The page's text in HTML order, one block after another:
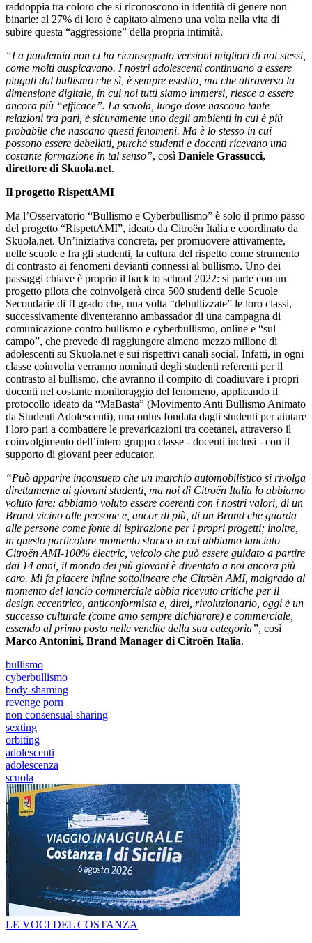
raddoppia tra coloro che si riconoscono in identità di genere non
binarie: al 27% di loro è capitato almeno una volta nella vita di
subire questa “aggressione” della propria intimità.
“La pandemia non ci ha riconsegnato versioni migliori di noi stessi,
come molti auspicavano. I nostri adolescenti continuano a essere
piagati dal bullismo che sì, è sempre esistito, ma che attraverso la
dimensione digitale, in cui noi tutti siamo immersi, riesce a essere
ancora più “efficace”. La scuola, luogo dove nascono tante
relazioni tra pari, è sicuramente uno degli ambienti in cui è più
probabile che nascano questi fenomeni. Ma è lo stesso in cui
possono essere debellati, purché studenti e docenti ricevano una
costante formazione in tal senso”, così Daniele Grassucci,
direttore di Skuola.net.
Il progetto RispettAMI
Ma l’Osservatorio “Bullismo e Cyberbullismo” è solo il primo passo
del progetto “RispettAMI”, ideato da Citroën Italia e coordinato da
Skuola.net. Un’iniziativa concreta, per promuovere attivamente,
nelle scuole e fra gli studenti, la cultura del rispetto come strumento
di contrasto ai fenomeni devianti connessi al bullismo. Uno dei
passaggi chiave è proprio il back to school 2022: si parte con un
progetto pilota che coinvolgerà circa 500 studenti delle Scuole
Secondarie di II grado che, una volta “debullizzate” le loro classi,
successivamente diventeranno ambassador di una campagna di
comunicazione contro bullismo e cyberbullismo, online e “sul
campo”, che prevede di raggiungere almeno mezzo milione di
adolescenti su Skuola.net e sui rispettivi canali social. Infatti, in ogni
classe coinvolta verranno nominati degli studenti referenti per il
contrasto al bullismo, che avranno il compito di coadiuvare i propri
docenti nel costante monitoraggio del fenomeno, applicando il
protocollo ideato da “MaBasta” (Movimento Anti Bullismo Animato
da Studenti Adolescenti), una onlus fondata dagli studenti per aiutare
i loro pari a combattere le prevaricazioni tra coetanei, attraverso il
coinvolgimento dell’intero gruppo classe - docenti inclusi - con il
supporto di giovani peer educator.
“Può apparire inconsueto che un marchio automobilistico si rivolga
direttamente ai giovani studenti, ma noi di Citroën Italia lo abbiamo
voluto fare: abbiamo voluto essere coerenti con i nostri valori, di un
Brand vicino alle persone e, ancor di più, di un Brand che guarda
alle persone come fonte di ispirazione per i propri progetti; inoltre,
in questo particolare momento storico in cui abbiamo lanciato
Citroën AMI-100% ëlectric, veicolo che può essere guidato a partire
dai 14 anni, il mondo dei più giovani è diventato a noi ancora più
caro. Mi fa piacere infine sottolineare che Citroën AMI, malgrado al
momento del lancio commerciale abbia ricevuto critiche per il
design eccentrico, anticonformista e, direi, rivoluzionario, oggi è un
successo culturale (come amo sempre dichiarare) e commerciale,
essendo al primo posto nelle vendite della sua categoria”, così
Marco Antonini, Brand Manager di Citroën Italia.
bullismo
cyberbullismo
body-shaming
revenge porn
non consensual sharing
sexting
orbiting
adolescenti
adolescenza
scuola
LE VOCI DEL COSTANZA